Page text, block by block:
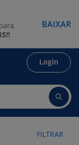
Login
FILTRAR
BAIXAR